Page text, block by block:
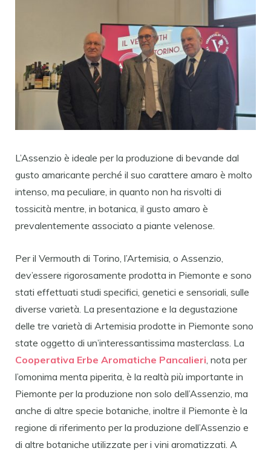
L’Assenzio è ideale per la produzione di bevande dal
gusto amaricante perché il suo carattere amaro è molto
intenso, ma peculiare, in quanto non ha risvolti di
tossicità mentre, in botanica, il gusto amaro è
prevalentemente associato a piante velenose.
Per il Vermouth di Torino, l’Artemisia, o Assenzio,
dev’essere rigorosamente prodotta in Piemonte e sono
stati effettuati studi specifici, genetici e sensoriali, sulle
diverse varietà. La presentazione e la degustazione
delle tre varietà di Artemisia prodotte in Piemonte sono
state oggetto di un’interessantissima masterclass. La
Cooperativa Erbe Aromatiche Pancalieri, nota per
l’omonima menta piperita, è la realtà più importante in
Piemonte per la produzione non solo dell’Assenzio, ma
anche di altre specie botaniche, inoltre il Piemonte è la
regione di riferimento per la produzione dell’Assenzio e
di altre botaniche utilizzate per i vini aromatizzati. A